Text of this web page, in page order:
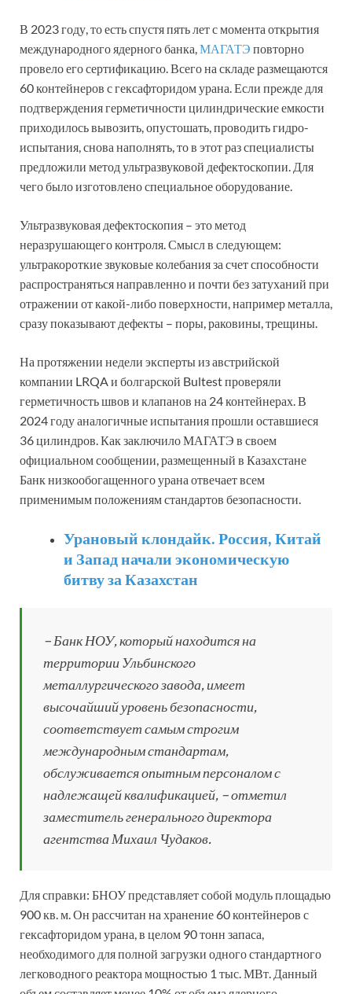
В 2023 году, то есть спустя пять лет с момента открытия
международного ядерного банка, МАГАТЭ повторно
провело его сертификацию. Всего на складе размещаются
60 контейнеров с гексафторидом урана. Если прежде для
подтверждения герметичности цилиндрические емкости
приходилось вывозить, опус­тошать, проводить гидро­
испытания, снова наполнять, то в этот раз специалисты
предложили метод ультра­звуковой дефектоскопии. Для
чего было изготовлено специальное оборудование.
Ультразвуковая дефектоскопия – это метод
неразрушающего контроля. Смысл в следующем:
ультракороткие звуковые колебания за счет способности
распространяться­ направленно и почти без затуханий при
отражении от какой-либо поверхности, например металла,
сразу показывают дефекты – поры, раковины, трещины.
На протяжении недели эксперты из австрийской
компании LRQA и болгарской Bultest проверяли
герметичность швов и клапанов на 24 контейнерах. В
2024 году аналогичные испытания прошли оставшиеся
36 цилиндров. Как заключило МАГАТЭ в своем
официаль­ном сообщении, размещенный в Казахстане
Банк низкообогащенного урана отвечает всем
применимым положениям­ стандартов безопасности.
Урановый клондайк. Россия, Китай
и Запад начали экономическую
битву за Казахстан
– Банк НОУ, который находится на
территории Ульбинского
металлургического завода, имеет
высочайший уровень безопасности,
соответствует самым строгим
международным стандартам,
обслуживается опытным персоналом с
надлежащей квалификацией, – отметил
заместитель генерального директора
агентства Михаил Чудаков.
Для справки: БНОУ представляет собой модуль площадью
900 кв. м. Он рассчитан на хранение 60 контейнеров с
гексафторидом урана, в целом 90 тонн запаса,
необходимого для полной загрузки одного стандартного
легководного реактора мощностью 1 тыс. МВт. Данный